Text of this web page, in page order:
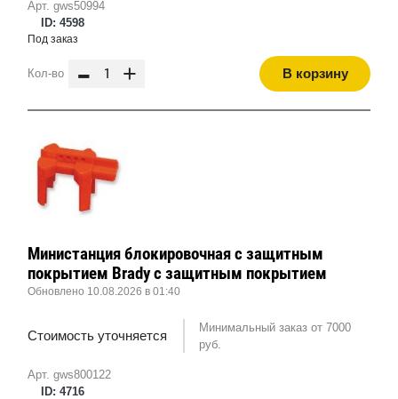
Арт. gws50994
ID: 4598
Под заказ
Кол-во - + В корзину
Арт. gws800122
ID: 4716
Министанция блокировочная с защитным
покрытием Brady с защитным покрытием
Обновлено 10.08.2026 в 01:40
Стоимость уточняется
Минимальный заказ от 7000
руб.